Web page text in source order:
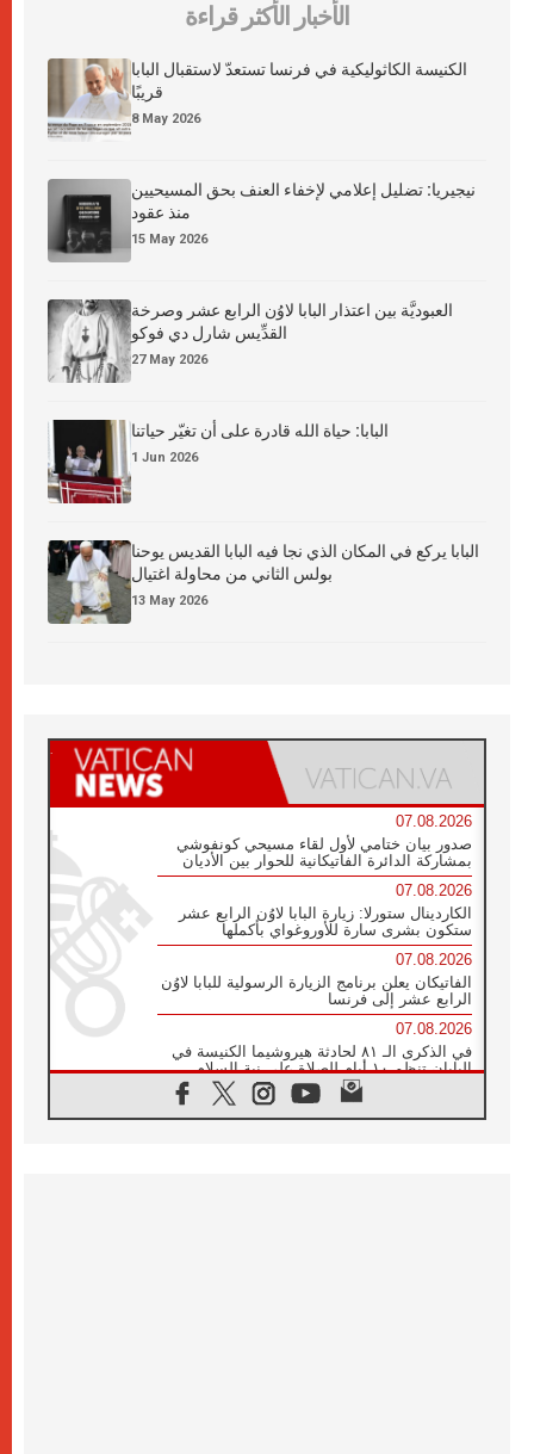
الأخبار الأكثر قراءة
الكنيسة الكاثوليكية في فرنسا تستعدّ لاستقبال البابا
قريبًا
8 May 2026
نيجيريا: تضليل إعلامي لإخفاء العنف بحق المسيحيين
منذ عقود
15 May 2026
العبوديَّة بين اعتذار البابا لاوُن الرابع عشر وصرخة
القدِّيس شارل دي فوكو
27 May 2026
البابا: حياة الله قادرة على أن تغيّر حياتنا
1 Jun 2026
البابا يركع في المكان الذي نجا فيه البابا القديس يوحنا
بولس الثاني من محاولة اغتيال
13 May 2026
07.08.2026
صدور بيان ختامي لأول لقاء مسيحي كونفوشي
بمشاركة الدائرة الفاتيكانية للحوار بين الأديان
07.08.2026
الكاردينال ستورلا: زيارة البابا لاوُن الرابع عشر
ستكون بشرى سارة للأوروغواي بأكملها
07.08.2026
الفاتيكان يعلن برنامج الزيارة الرسولية للبابا لاوُن
الرابع عشر إلى فرنسا
07.08.2026
في الذكرى الـ ٨١ لحادثة هيروشيما الكنيسة في
اليابان تنظم ١٠ أيام للصلاة على نية السلام
الكنيسة في الأوروغواي: زيارة البابا ستعزز